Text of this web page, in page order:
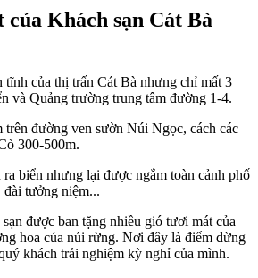
của Khách sạn Cát Bà
tĩnh của thị trấn Cát Bà nhưng chỉ mất 3
và Quảng trường trung tâm đường 1-4.
đường ven sườn Núi Ngọc, cách các
300-500m.
biển nhưng lại được ngắm toàn cảnh phố
đài tưởng niệm...
được ban tặng nhiều gió tươi mát của
hoa của núi rừng. Nơi đây là điểm dừng
khách trải nghiệm kỳ nghỉ của mình.